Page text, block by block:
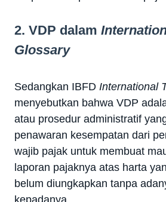
2. VDP dalam
Glossary
Sedangkan IBFD International
menyebutkan bahwa VDP
atau prosedur administratif
penawaran kesempatan dari
wajib pajak untuk membuat
laporan pajaknya atas harta
belum diungkapkan tanpa
kepadanya.